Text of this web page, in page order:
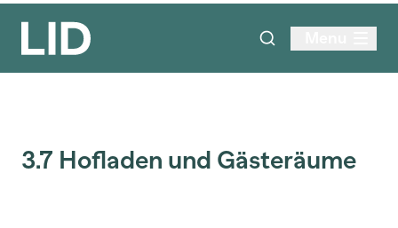
3.7 Hofladen und Gästeräume